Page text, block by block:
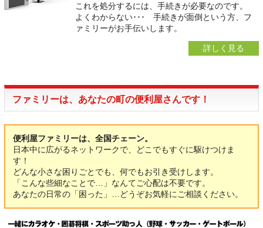
これを処分するには、手続きが必要なのです。
よくわからない･･･ 手続きが面倒という方、フ
ァミリーがお手伝いします。
詳しく見る
ファミリーは、あなたの町の便利屋さんです！
便利屋ファミリーは、全国チェーン。
日本中に広がるネットワークで、どこでもすぐに駆けつけま
す！
どんな小さな困りごとでも、何でもお引き受けします。
「こんな些細なことで…」なんてご心配は不要です。
あなたの日常の「困った」…どうぞお気軽にご相談ください。